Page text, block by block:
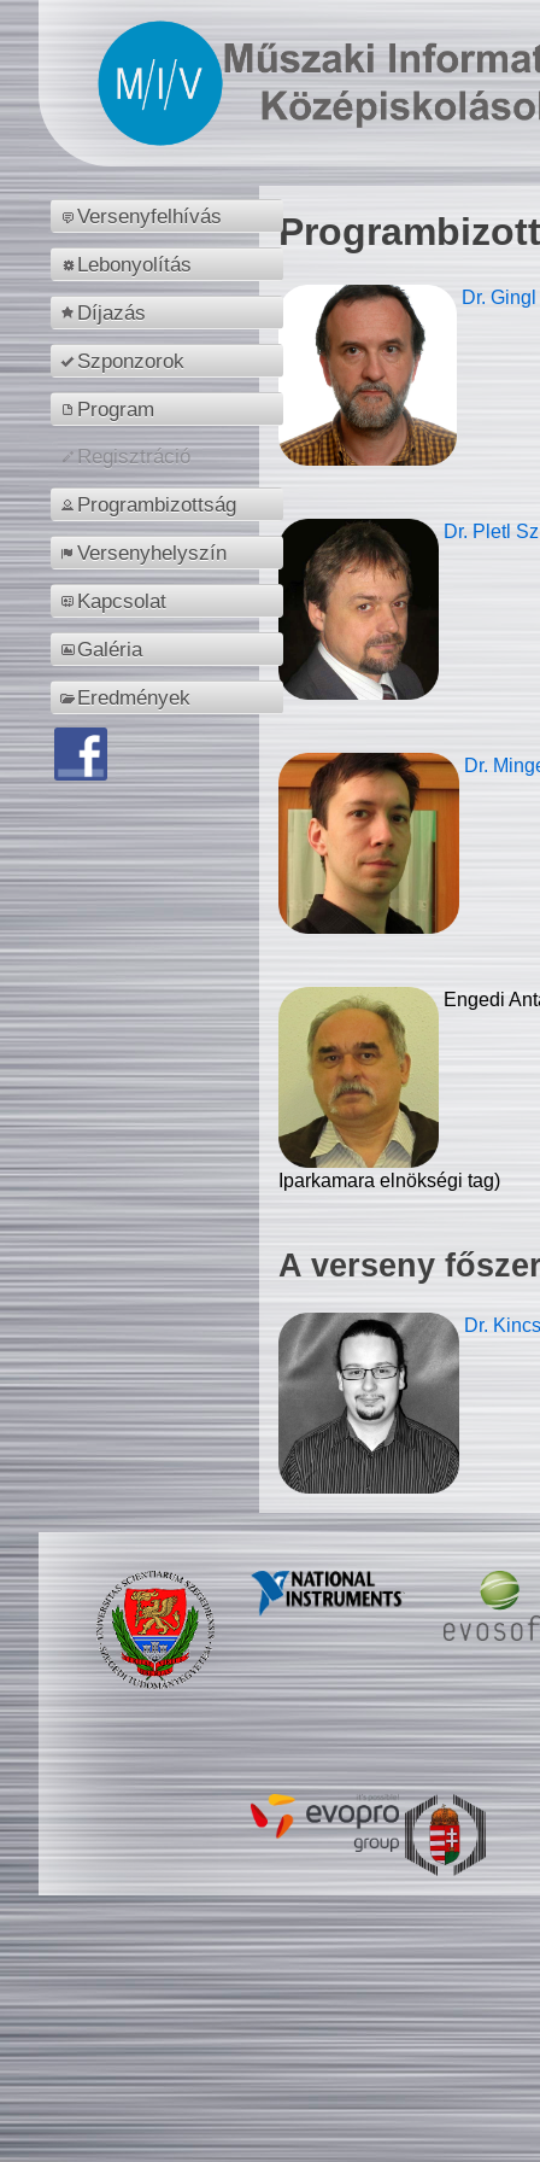
Versenyfelhívás
Lebonyolítás
Díjazás
Szponzorok
Program
Regisztráció
Programbizottság
Versenyhelyszín
Kapcsolat
Galéria
Eredmények
Dr.
Dr. Pletl
Dr.
Engedi
Iparkamara elnökségi tag)
A verseny
Dr.